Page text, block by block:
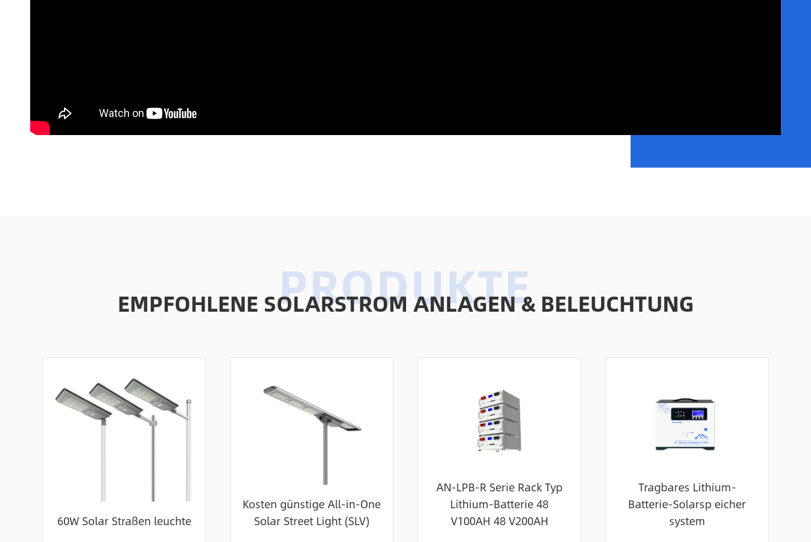
EMPFOHLENE SOLARSTROM ANLAGEN & BELEUCHTUNG
60W Solar Straßen leuchte
Kosten günstige All-in-One
Solar Street Light (SLV)
AN-LPB-R Serie Rack Typ
Lithium-Batterie 48
V100AH 48 V200AH
Tragbares Lithium-
Batterie-Solarsp eicher
system